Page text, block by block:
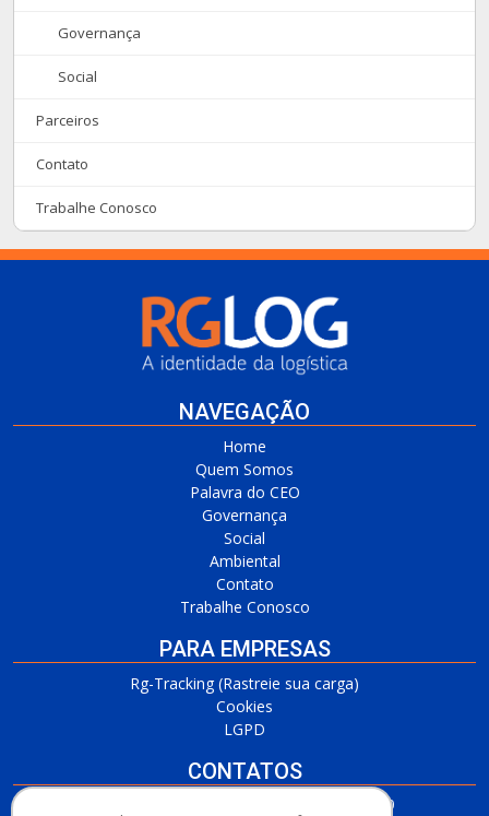
Governança
Social
Parceiros
Contato
Trabalhe Conosco
NAVEGAÇÃO
Home
Quem Somos
Palavra do CEO
Governança
Social
Ambiental
Contato
Trabalhe Conosco
PARA EMPRESAS
Rg-Tracking (Rastreie sua carga)
Cookies
LGPD
CONTATOS
(11) 3509-7700 / (11) 3509-4650